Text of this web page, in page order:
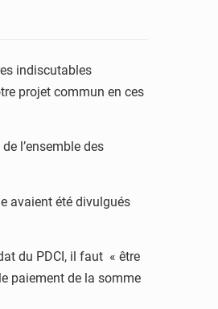
indiscutables
projet commun en ces
l’ensemble des
avaient été divulgués
du PDCI, il faut « être
paiement de la somme